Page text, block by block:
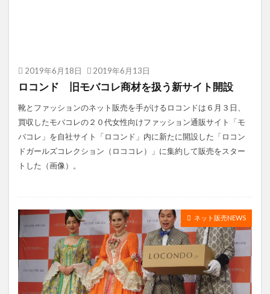
2019年6月18日 2019年6月13日
ロコンド 旧モバコレ商材を扱う新サイト開設
靴とファッションのネット販売を手がけるロコンドは６月３日、
買収したモバコレの２０代女性向けファッション通販サイト「モ
バコレ」を自社サイト「ロコンド」内に新たに開設した「ロコン
ドガールズコレクション（ロココレ）」に集約して販売をスター
トした（画像）。
ネット販売NEWS